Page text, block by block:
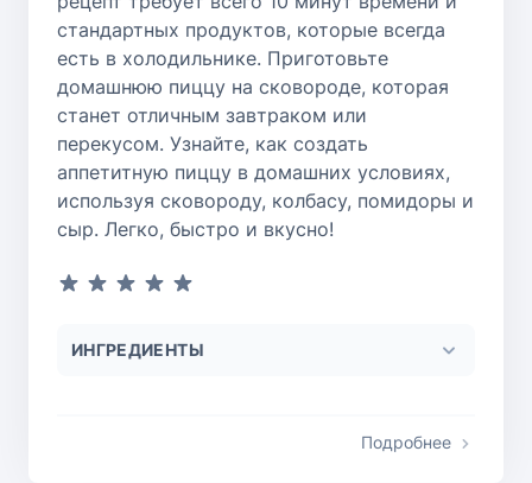
стандартных продуктов, которые всегда
есть в холодильнике. Приготовьте
домашнюю пиццу на сковороде, которая
станет отличным завтраком или
перекусом. Узнайте, как создать
аппетитную пиццу в домашних условиях,
используя сковороду, колбасу, помидоры и
сыр. Легко, быстро и вкусно!
ИНГРЕДИЕНТЫ
Подробнее